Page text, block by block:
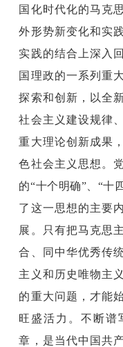
国化时代化的马克
外形势新变化和实
实践的结合上深入
国理政的一系列重
探索和创新，以全
社会主义建设规律
重大理论创新成果
色社会主义思想。
的“十个明确”、“十
了这一思想的主要
展。只有把马克思
合、同中华优秀传
主义和历史唯物主
的重大问题，才能
旺盛活力。不断谱
章，是当代中国共